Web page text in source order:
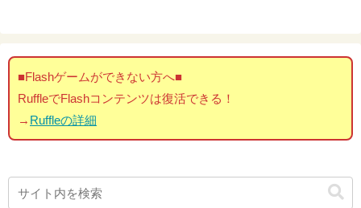
■Flashゲームができない方へ■
RuffleでFlashコンテンツは復活できる！
→ Ruffleの詳細